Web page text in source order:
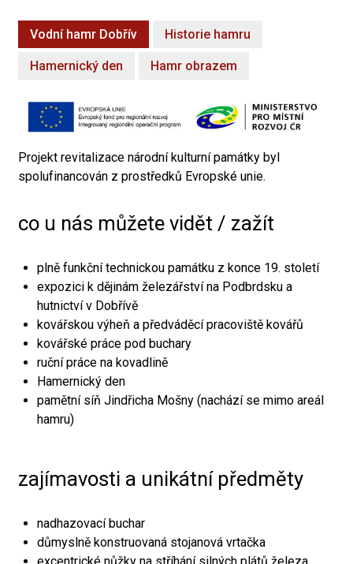
Vodní hamr Dobřív Historie hamru
Hamernický den Hamr obrazem
Projekt revitalizace národní kulturní památky byl
spolufinancován z prostředků Evropské unie.
co u nás můžete vidět / zažít
plně funkční technickou památku z konce 19. století
expozici k dějinám železářství na Podbrdsku a
hutnictví v Dobřívě
kovářskou výheň a předváděcí pracoviště kovářů
kovářské práce pod buchary
ruční práce na kovadlině
Hamernický den
pamětní síň Jindřicha Mošny (nachází se mimo areál
hamru)
zajímavosti a unikátní předměty
nadhazovací buchar
důmyslně konstruovaná stojanová vrtačka